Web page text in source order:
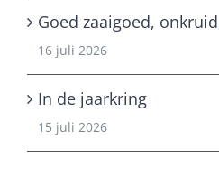
Goed zaaigoed,
16 juli 2026
In de jaarkring
15 juli 2026